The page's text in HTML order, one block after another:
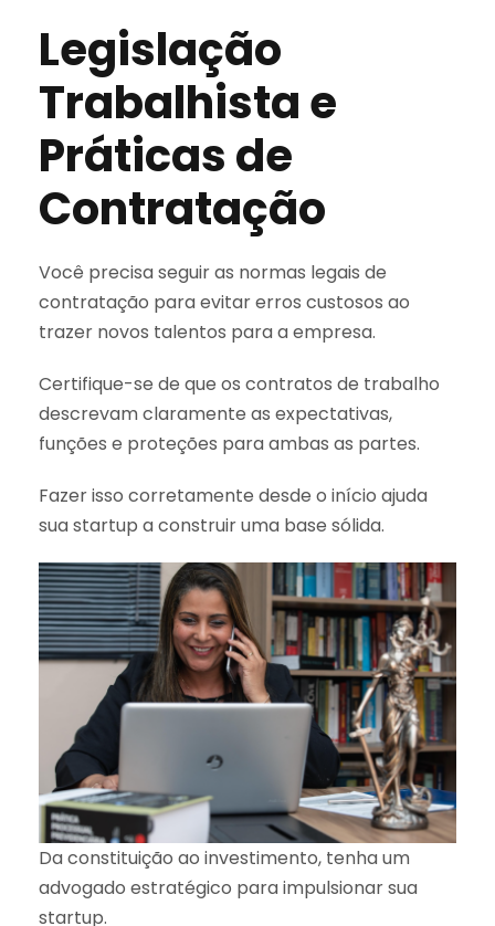
Legislação
Trabalhista e
Práticas de
Contratação
Você precisa seguir as normas legais de
contratação para evitar erros custosos ao
trazer novos talentos para a empresa.
Certifique-se de que os contratos de trabalho
descrevam claramente as expectativas,
funções e proteções para ambas as partes.
Fazer isso corretamente desde o início ajuda
sua startup a construir uma base sólida.
Da constituição ao investimento, tenha um
advogado estratégico para impulsionar sua
startup.